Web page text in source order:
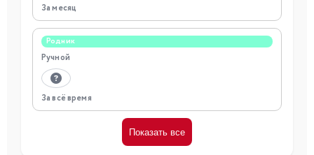
За месяц
Родник
Ручной
За всё время
Показать все